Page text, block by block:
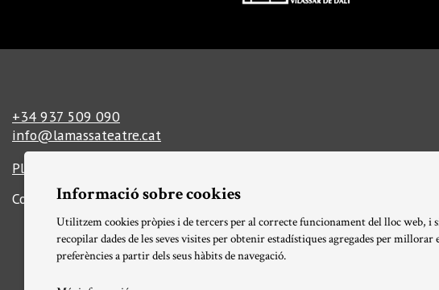
Diapositiva 1 de 3
+34 937 509 090
info@lamassateatre.cat
Plaça del Teatre, 3, 08339 Vilassar de Dalt
Com arribar-hi
Informació tècnica
Informació sobre cookies
Utilitzem cookies pròpies i de tercers per al correcte funcionament del lloc web, i
recopilar dades de les seves visites per obtenir estadístiques agregades per
preferències a partir dels seus hàbits de navegació.